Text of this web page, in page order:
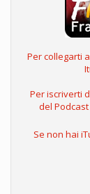
Per collegarti
Per iscriverti
del Podcast
Se non hai